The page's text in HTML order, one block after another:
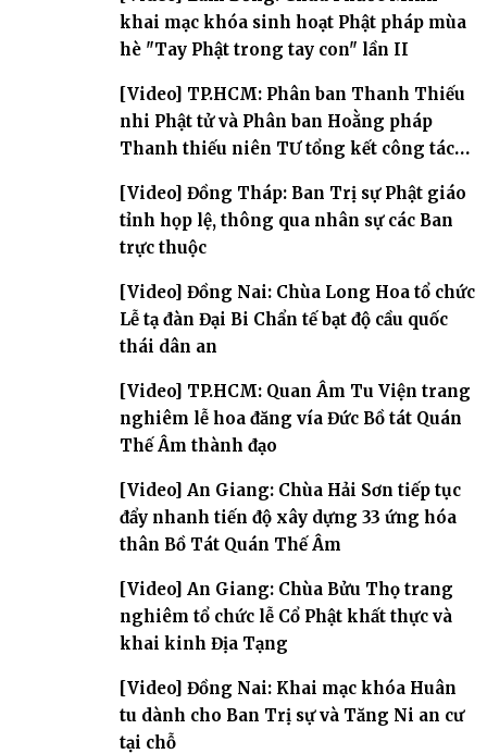
khai mạc khóa sinh hoạt Phật pháp mùa
hè "Tay Phật trong tay con" lần II
[Video] TP.HCM: Phân ban Thanh Thiếu
nhi Phật tử và Phân ban Hoằng pháp
Thanh thiếu niên TƯ tổng kết công tác
[Video] Đồng Tháp: Ban Trị sự Phật giáo
tỉnh họp lệ, thông qua nhân sự các Ban
trực thuộc
[Video] Đồng Nai: Chùa Long Hoa tổ chức
Lễ tạ đàn Đại Bi Chẩn tế bạt độ cầu quốc
thái dân an
[Video] TP.HCM: Quan Âm Tu Viện trang
nghiêm lễ hoa đăng vía Đức Bồ tát Quán
Thế Âm thành đạo
[Video] An Giang: Chùa Hải Sơn tiếp tục
đẩy nhanh tiến độ xây dựng 33 ứng hóa
thân Bồ Tát Quán Thế Âm
[Video] An Giang: Chùa Bửu Thọ trang
nghiêm tổ chức lễ Cổ Phật khất thực và
khai kinh Địa Tạng
[Video] Đồng Nai: Khai mạc khóa Huân
tu dành cho Ban Trị sự và Tăng Ni an cư
tại chỗ